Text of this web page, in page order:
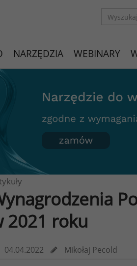
NARZĘDZIA WEBINARY
2021 roku
04.04.2022 Mikołaj Pecold